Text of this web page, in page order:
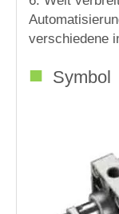
verschiedene
■ Symbol